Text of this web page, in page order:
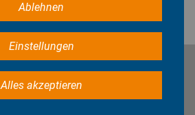
Ablehnen
Einstellungen
Alles akzeptieren